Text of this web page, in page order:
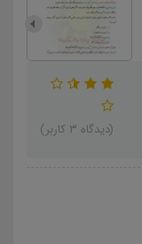
(دیدگاه 3 کاربر)